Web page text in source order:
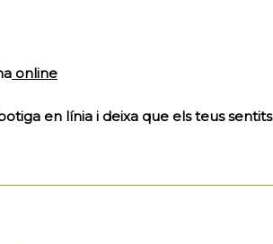
online
en línia i deixa que els teus sentits